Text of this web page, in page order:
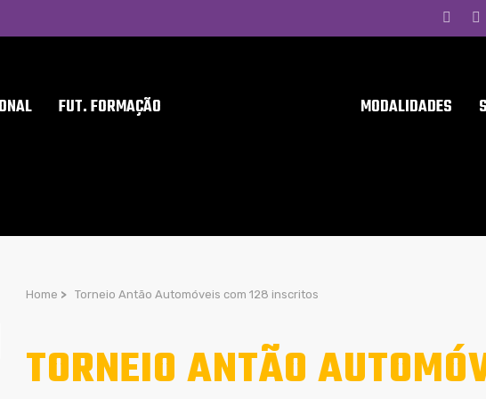
FUT. FORMAÇÃO MODALIDADES
Home > Torneio Antão Automóveis com 128 inscritos
TORNEIO ANTÃO